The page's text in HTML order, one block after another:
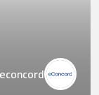
econcord